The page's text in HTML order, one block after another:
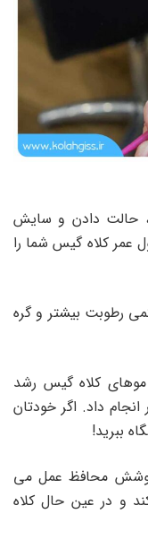
حالت دادن و سایش
عمر کلاه گیس شما را
رطوبت بیشتر و گره‌
کلاه گیس رشد
داد. اگر خودتان
ببرید!
محافظ عمل می
و در عین حال کلاه